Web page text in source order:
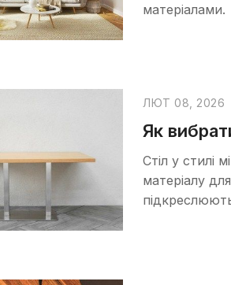
матеріалами.
ЛЮТ 08, 2026
Як
Стіл у стилі
матеріалу